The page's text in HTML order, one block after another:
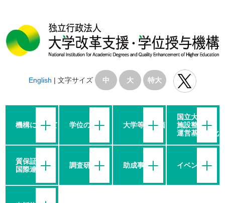
English | 文字サイズ 中 大 特大
機構について 学位の授与 大学等の評価
国立大学の
施設整備・
運営基盤強化
質保証・
国際連携
調査研究 助成事業 イベント